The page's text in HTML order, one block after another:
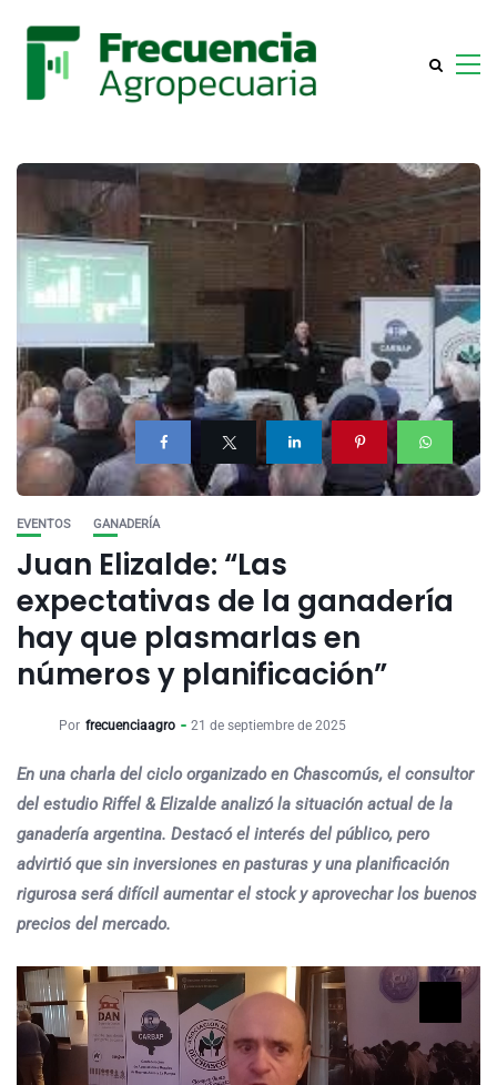
EVENTOS GANADERÍA
Juan Elizalde: “Las
expectativas de la ganadería
hay que plasmarlas en
números y planificación”
Por frecuenciaagro 21 de septiembre de 2025
En una charla del ciclo organizado en Chascomús, el consultor
del estudio Riffel & Elizalde analizó la situación actual de la
ganadería argentina. Destacó el interés del público, pero
advirtió que sin inversiones en pasturas y una planificación
rigurosa será difícil aumentar el stock y aprovechar los buenos
precios del mercado.